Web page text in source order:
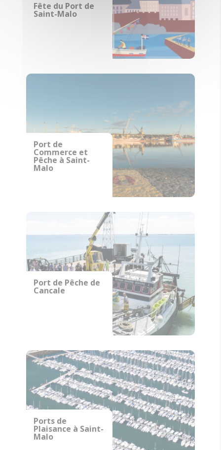
Fête du Port de
Saint-Malo
Port de
Commerce et
Pêche à Saint-
Malo
Port de Pêche de
Cancale
Ports de
Plaisance à Saint-
Malo